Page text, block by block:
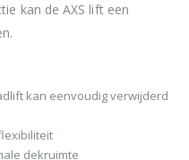
kan de AXS lift een
kan eenvoudig verwijderd
dekruimte